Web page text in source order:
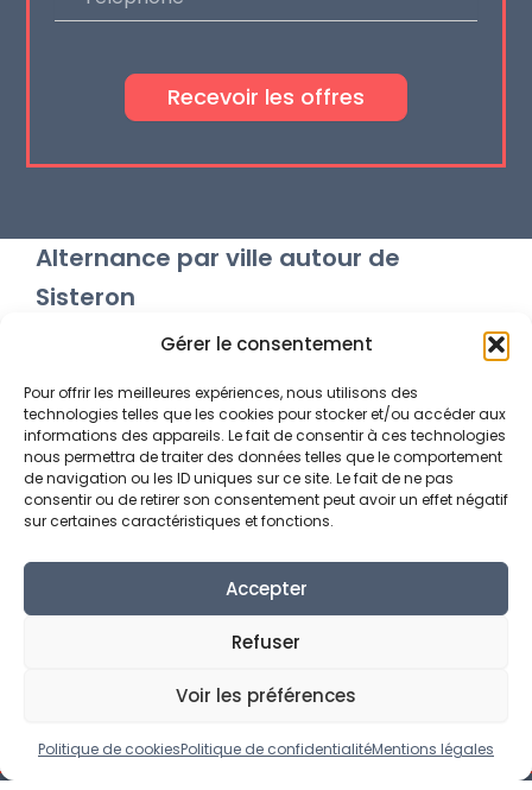
Gérer le consentement
Pour offrir les meilleures expériences, nous utilisons des
technologies telles que les cookies pour stocker et/ou accéder aux
informations des appareils. Le fait de consentir à ces technologies
nous permettra de traiter des données telles que le comportement
de navigation ou les ID uniques sur ce site. Le fait de ne pas
consentir ou de retirer son consentement peut avoir un effet négatif
sur certaines caractéristiques et fonctions.
Accepter
Refuser
Voir les préférences
Politique de cookiesPolitique de confidentialitéMentions légales
Recevoir les offres
Alternance par ville autour de
Sisteron
Alternance à Oraison
Alternance à Peyruis
Alternance à Riez
Alternance à Volx
Offres alternance › Provence-Alpes-Côte
Alpes-de-Haute-Provence (04)